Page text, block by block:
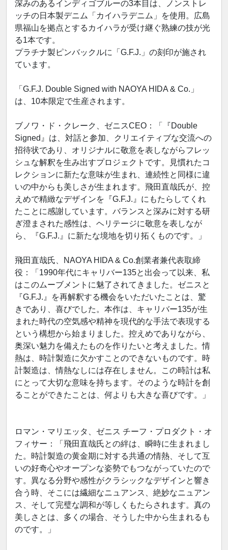
深みのあるインディゴブルーの3本目は、ノンストレ
ッチの日本製デニム「カイハラデニム」を使用。広島
県福山を拠点とするカイハラが受け継ぐ熟練の技が光
る1本です。
プラチナ製ピンバックルに「G.F.J.」の刻印が施され
ています。
「G.F.J. Double Signed with NAOYA HIDA & Co.」
は、10本限定で生産されます。
ブノワ・ド・クレーク、ゼニスCEO：「『Double
Signed』は、対話と参加、クリエイティブな交流への
招待状であり、オリジナルに敬意を表しながらフレッ
シュな解釈を生み出すプロジェクトです。見慣れたコ
レクションに新たな意味が生まれ、連続性と同様に違
いの中からも美しさが生まれます。飛田直哉氏が、控
えめで精緻なデザインを『G.F.J.』にもたらしてくれ
たことに感謝しています。バランスと深みに対する研
ぎ澄まされた感性は、ヘリテージに敬意を表しなが
ら、『G.F.J.』に新たな境地を切り拓くものです。」
飛田直哉氏、NAOYA HIDA & Co.創業者兼代表取締
役：「1990年代にキャリバー135と出会って以来、私
はこのムーブメントに魅了されてきました。ゼニスと
『G.F.J.』を再解釈する機会をいただいたことは、驚
きであり、喜びでした。本作は、キャリバー135が生
まれた時代の空気感や精神を現代的な手法で表現する
という構想から始まりました。控えめでありながら、
奥深い魅力を備えたものを作りたいと考えました。情
熱は、時計製造に欠かすことのできないものです。時
計製造は、情熱なしには存在しません。この時計は私
にとって大切な意味を持ちます。そのような時計を創
ることができたことは、何よりも大きな喜びです。」
ロマン・マリエッタ、ゼニス チーフ・プロダクト・オ
フィサー：「飛田直哉氏との絆は、瞬時に生まれまし
た。時計製造の黄金期に対する共通の情熱、そして互
いの好奇心やオープンな姿勢でもつながっていたので
す。異なる分野や感性がクラシックなデザインと響き
合う時、そこには繊細なニュアンス、絶妙なニュアン
ス、そして完璧な調和が等しくもたらされます。真の
美しさとは、多くの場合、そうした中から生まれるも
のです。」